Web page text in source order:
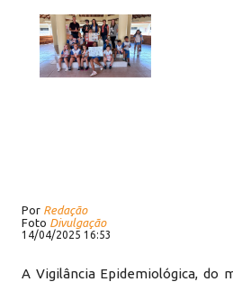
Por Redação
Foto Divulgação
14/04/2025 16:53
A Vigilância Epidemiológica, do